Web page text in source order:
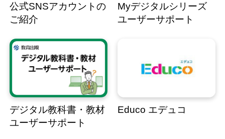
公式SNSアカウントの
ご紹介
Myデジタルシリーズ
ユーザーサポート
デジタル教科書・教材
ユーザーサポート
Educo エデュコ